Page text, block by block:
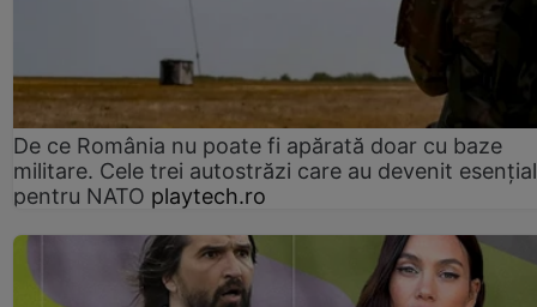
De ce România nu poate fi apărată doar cu baze
militare. Cele trei autostrăzi care au devenit
pentru NATO playtech.ro